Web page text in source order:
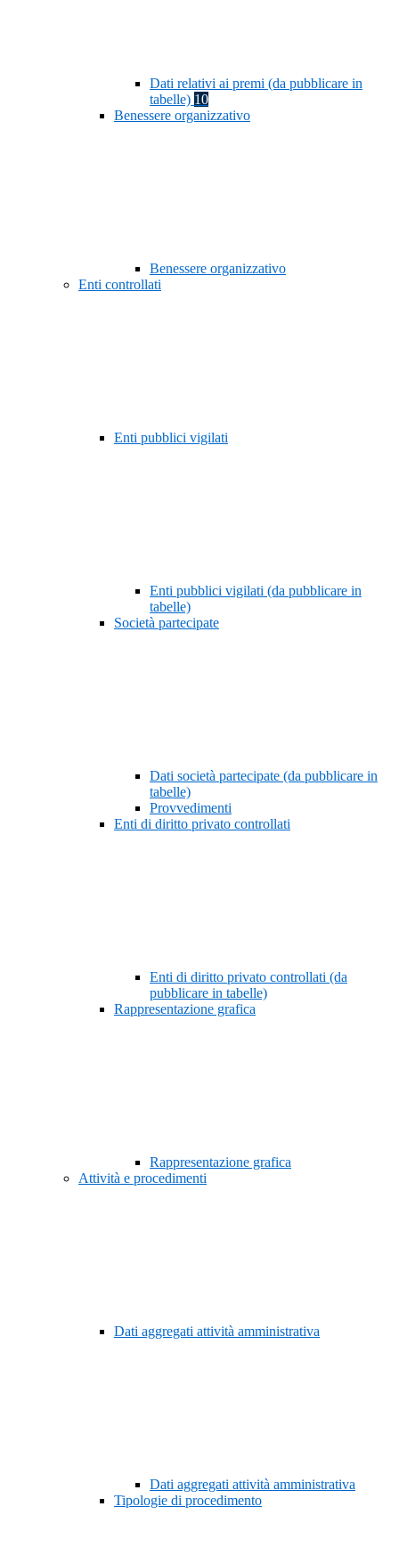
Dati relativi ai premi (da pubblicare in
tabelle) 10
Benessere organizzativo
Benessere organizzativo
Enti controllati
Enti pubblici vigilati
Enti pubblici vigilati (da pubblicare in
tabelle)
Società partecipate
Dati società partecipate (da pubblicare in
tabelle)
Provvedimenti
Enti di diritto privato controllati
Enti di diritto privato controllati (da
pubblicare in tabelle)
Rappresentazione grafica
Rappresentazione grafica
Attività e procedimenti
Dati aggregati attività amministrativa
Dati aggregati attività amministrativa
Tipologie di procedimento